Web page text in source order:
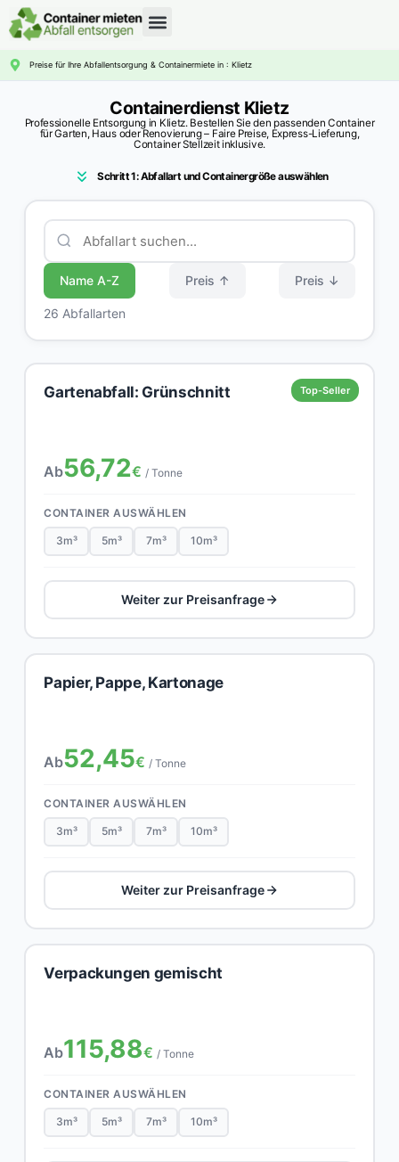
Preise für Ihre Abfallentsorgung & Containermiete in : Klietz
Containerdienst Klietz
Professionelle Entsorgung in Klietz. Bestellen Sie den passenden Container
für Garten, Haus oder Renovierung – Faire Preise, Express-Lieferung,
Container Stellzeit inklusive.
Schritt 1: Abfallart und Containergröße auswählen
Name A-Z Preis ↑ Preis ↓
26 Abfallarten
Top-Seller
Gartenabfall: Grünschnitt
Ab56,72€ / Tonne
CONTAINER AUSWÄHLEN
3m³ 5m³ 7m³ 10m³
Weiter zur Preisanfrage
Papier, Pappe, Kartonage
Ab52,45€ / Tonne
CONTAINER AUSWÄHLEN
3m³ 5m³ 7m³ 10m³
Weiter zur Preisanfrage
Verpackungen gemischt
Ab115,88€ / Tonne
CONTAINER AUSWÄHLEN
3m³ 5m³ 7m³ 10m³